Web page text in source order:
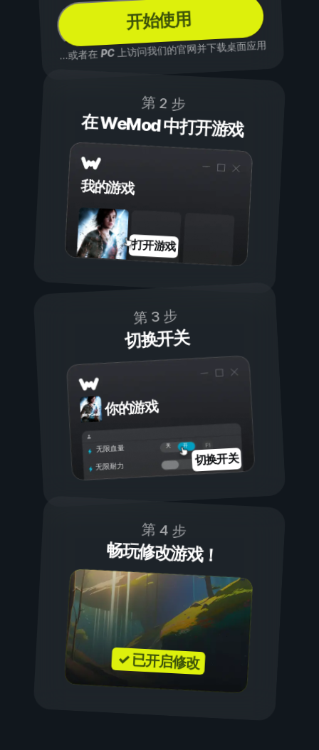
开始使用
...或者在PC上访问我们的官网并下载桌面应用
第 2 步
在 WeMod 中打开游戏
我的游戏
打开游戏
第 3 步
切换开关
你的游戏
开
关
无限血量
无限耐力
切换开关
第 4 步
畅玩修改游戏！
✓ 已开启修改